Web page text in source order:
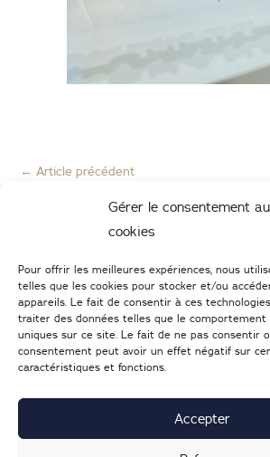
Gérer le consentement
cookies
Pour offrir les meilleures expériences, nous
telles que les cookies pour stocker et/ou
appareils. Le fait de consentir à ces
traiter des données telles que le comportement
uniques sur ce site. Le fait de ne pas consentir
consentement peut avoir un effet négatif sur
caractéristiques et fonctions.
Accepter
←Article précédent
u mardi au